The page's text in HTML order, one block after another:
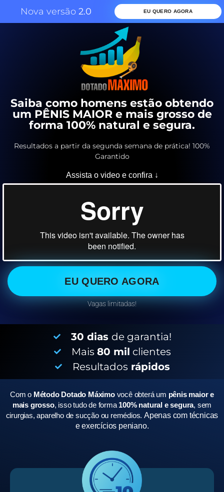
Nova versão 2.0 EU QUERO AGORA
Saiba como homens estão obtendo
um PÊNIS MAIOR e mais grosso de
forma 100% natural e segura.
Resultados a partir da segunda semana de prática! 100%
Garantido
Assista o video e confira ↓
EU QUERO AGORA
Vagas limitadas!
30 dias de garantia!
Mais 80 mil clientes
Resultados rápidos
Com o Método Dotado Máximo você obterá um pênis maior e
mais grosso, isso tudo de forma 100% natural e segura, sem
cirurgias, aparelho de sucção ou remédios.Apenas com técnicas
e exercícios peniano.